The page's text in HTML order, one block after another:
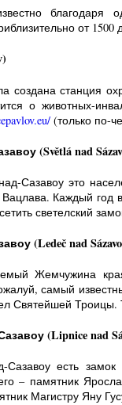
благодаря
от 1500
создана станция
о животных-
(только по-
(Světlá nad
Сазавоу это
Вацлава. Каждый год
светелский
(Ledeč nad
Жемчужина
самый
Святейшей Троицы.
(Lipnice nad
Сазавоу есть
– памятник
Магистру Яну